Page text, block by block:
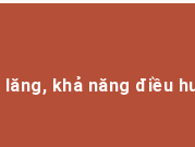
khả năng điều